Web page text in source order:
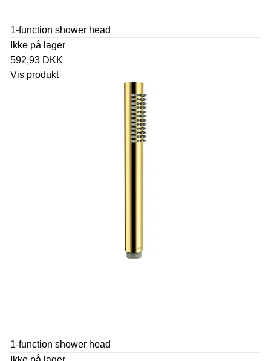
1-function shower head
Ikke på lager
592,93 DKK
Vis produkt
1-function shower head